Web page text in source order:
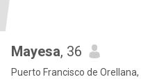
Mayesa, 36
Puerto Francisco de